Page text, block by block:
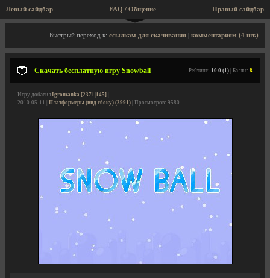
Левый сайдбар Правый сайдбар
FAQ / Общение
Описание игры, скриншоты, видео
Быстрый переход к: ссылкам для скачивания комментариям (4 шт.)
Скачать бесплатную игру Snowball Рейтинг: 10.0 (1) | Баллы: 8
Игру добавил Igromanka [2371|145]
2010-05-11 | Платформеры (вид сбоку) (3991) | Просмотров: 9580